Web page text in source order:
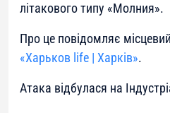
літакового типу «Молния».
Про це повідомляє
«Харьков life | Харків».
Атака відбулася на